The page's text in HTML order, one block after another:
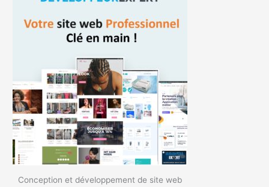
Conception et développement de site web